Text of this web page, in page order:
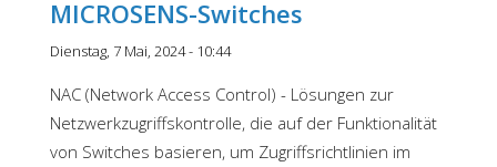
MICROSENS-Switches
Dienstag, 7 Mai, 2024 - 10:44
NAC (Network Access Control) - Lösungen zur
Netzwerkzugriffskontrolle, die auf der Funktionalität
von Switches basieren, um Zugriffsrichtlinien im